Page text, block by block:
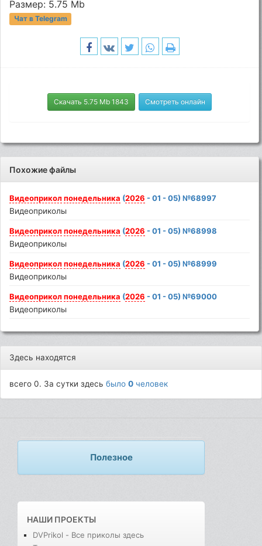
Размер: 5.75 Mb
Чат в Telegram
Скачать 5.75 Mb 1843 Смотреть онлайн
Похожие файлы
Видеоприкол понедельника (2026 - 01 - 05) №68997
Видеоприколы
Видеоприкол понедельника (2026 - 01 - 05) №68998
Видеоприколы
Видеоприкол понедельника (2026 - 01 - 05) №68999
Видеоприколы
Видеоприкол понедельника (2026 - 01 - 05) №69000
Видеоприколы
Здесь находятся
всего 0. За сутки здесьбыло0 человек
Полезное
НАШИ ПРОЕКТЫ
DVPrikol - Все приколы здесь